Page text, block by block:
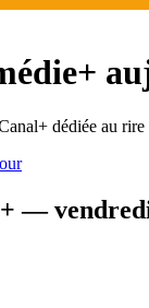
dédiée au
—